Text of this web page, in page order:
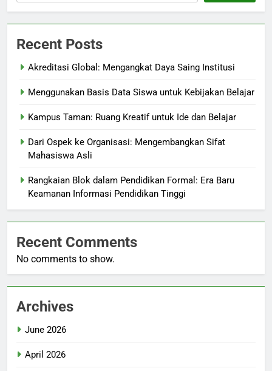
Recent Posts
Akreditasi Global: Mengangkat Daya Saing Institusi
Menggunakan Basis Data Siswa untuk Kebijakan Belajar
Kampus Taman: Ruang Kreatif untuk Ide dan Belajar
Dari Ospek ke Organisasi: Mengembangkan Sifat
Mahasiswa Asli
Rangkaian Blok dalam Pendidikan Formal: Era Baru
Keamanan Informasi Pendidikan Tinggi
Recent Comments
No comments to show.
Archives
June 2026
April 2026